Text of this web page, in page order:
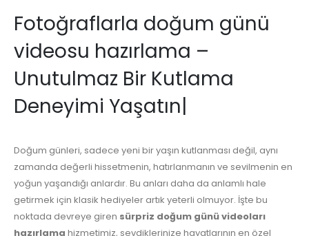
Fotoğraflarla doğum günü
videosu hazırlama –
Unutulmaz Bir Kutlama
Deneyimi Yaşatın|
Doğum günleri, sadece yeni bir yaşın kutlanması değil, aynı
zamanda değerli hissetmenin, hatırlanmanın ve sevilmenin en
yoğun yaşandığı anlardır. Bu anları daha da anlamlı hale
getirmek için klasik hediyeler artık yeterli olmuyor. İşte bu
noktada devreye giren sürpriz doğum günü videoları
hazırlama hizmetimiz, sevdiklerinize hayatlarının en özel